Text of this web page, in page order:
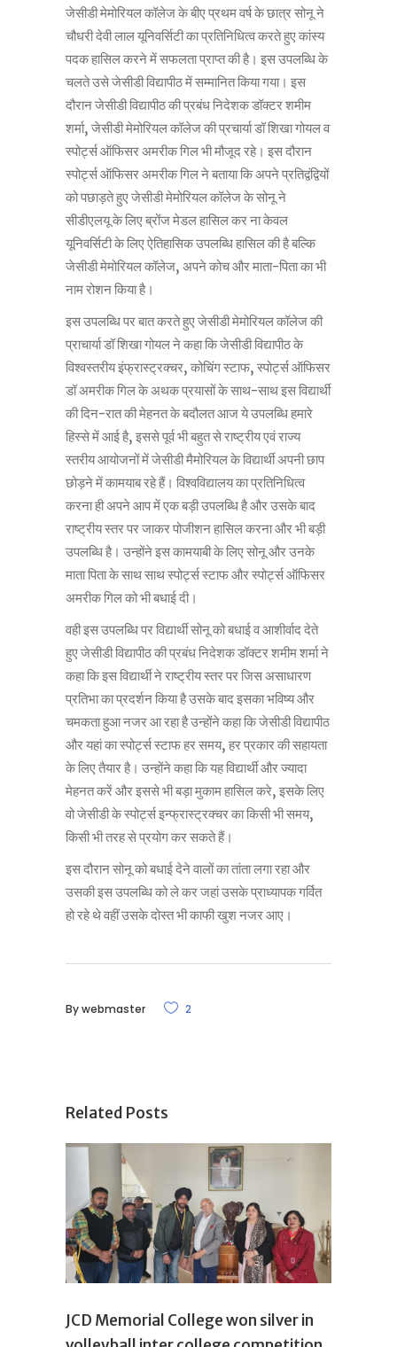
जेसीडी मेमोरियल कॉलेज के बीए प्रथम वर्ष के छात्र सोनू ने
चौधरी देवी लाल यूनिवर्सिटी का प्रतिनिधित्व करते हुए कांस्य
पदक हासिल करने में सफलता प्राप्त की है। इस उपलब्धि के
चलते उसे जेसीडी विद्यापीठ में सम्मानित किया गया। इस
दौरान जेसीडी विद्यापीठ की प्रबंध निदेशक डॉक्टर शमीम
शर्मा, जेसीडी मेमोरियल कॉलेज की प्रचार्या डॉ शिखा गोयल व
स्पोर्ट्स ऑफिसर अमरीक गिल भी मौजूद रहे। इस दौरान
स्पोर्ट्स ऑफिसर अमरीक गिल ने बताया कि अपने प्रतिद्वंद्वियों
को पछाड़ते हुए जेसीडी मेमोरियल कॉलेज के सोनू ने
सीडीएलयू के लिए ब्रोंज मेडल हासिल कर ना केवल
यूनिवर्सिटी के लिए ऐतिहासिक उपलब्धि हासिल की है बल्कि
जेसीडी मेमोरियल कॉलेज, अपने कोच और माता-पिता का भी
नाम रोशन किया है।
इस उपलब्धि पर बात करते हुए जेसीडी मेमोरियल कॉलेज की
प्राचार्या डॉ शिखा गोयल ने कहा कि जेसीडी विद्यापीठ के
विश्वस्तरीय इंफ्रास्ट्रक्चर, कोचिंग स्टाफ, स्पोर्ट्स ऑफिसर
डॉ अमरीक गिल के अथक प्रयासों के साथ-साथ इस विद्यार्थी
की दिन-रात की मेहनत के बदौलत आज ये उपलब्धि हमारे
हिस्से में आई है, इससे पूर्व भी बहुत से राष्ट्रीय एवं राज्य
स्तरीय आयोजनों में जेसीडी मैमोरियल के विद्यार्थी अपनी छाप
छोड़ने में कामयाब रहे हैं। विश्वविद्यालय का प्रतिनिधित्व
करना ही अपने आप में एक बड़ी उपलब्धि है और उसके बाद
राष्ट्रीय स्तर पर जाकर पोजीशन हासिल करना और भी बड़ी
उपलब्धि है। उन्होंने इस कामयाबी के लिए सोनू और उनके
माता पिता के साथ साथ स्पोर्ट्स स्टाफ और स्पोर्ट्स ऑफिसर
अमरीक गिल को भी बधाई दी।
वही इस उपलब्धि पर विद्यार्थी सोनू को बधाई व आशीर्वाद देते
हुए जेसीडी विद्यापीठ की प्रबंध निदेशक डॉक्टर शमीम शर्मा ने
कहा कि इस विद्यार्थी ने राष्ट्रीय स्तर पर जिस असाधारण
प्रतिभा का प्रदर्शन किया है उसके बाद इसका भविष्य और
चमकता हुआ नजर आ रहा है उन्होंने कहा कि जेसीडी विद्यापीठ
और यहां का स्पोर्ट्स स्टाफ हर समय, हर प्रकार की सहायता
के लिए तैयार है। उन्होंने कहा कि यह विद्यार्थी और ज्यादा
मेहनत करें और इससे भी बड़ा मुकाम हासिल करे, इसके लिए
वो जेसीडी के स्पोर्ट्स इन्फ्रास्ट्रक्चर का किसी भी समय,
किसी भी तरह से प्रयोग कर सकते हैं।
इस दौरान सोनू को बधाई देने वालों का तांता लगा रहा और
उसकी इस उपलब्धि को ले कर जहां उसके प्राध्यापक गर्वित
हो रहे थे वहीं उसके दोस्त भी काफी खुश नजर आए।
Bywebmaster 2
Related Posts
JCD Memorial College won silver in